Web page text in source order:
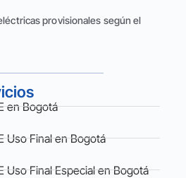
provisionales según el
en Bogotá
Uso Final en Bogotá
Uso Final Especial en Bogotá